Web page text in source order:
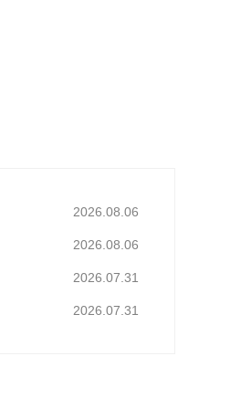
2026.08.06
2026.08.06
2026.07.31
2026.07.31